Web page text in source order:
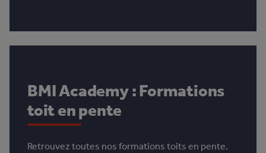
BMI Academy : Formations
toit en pente
Retrouvez toutes nos formations toits en pente.